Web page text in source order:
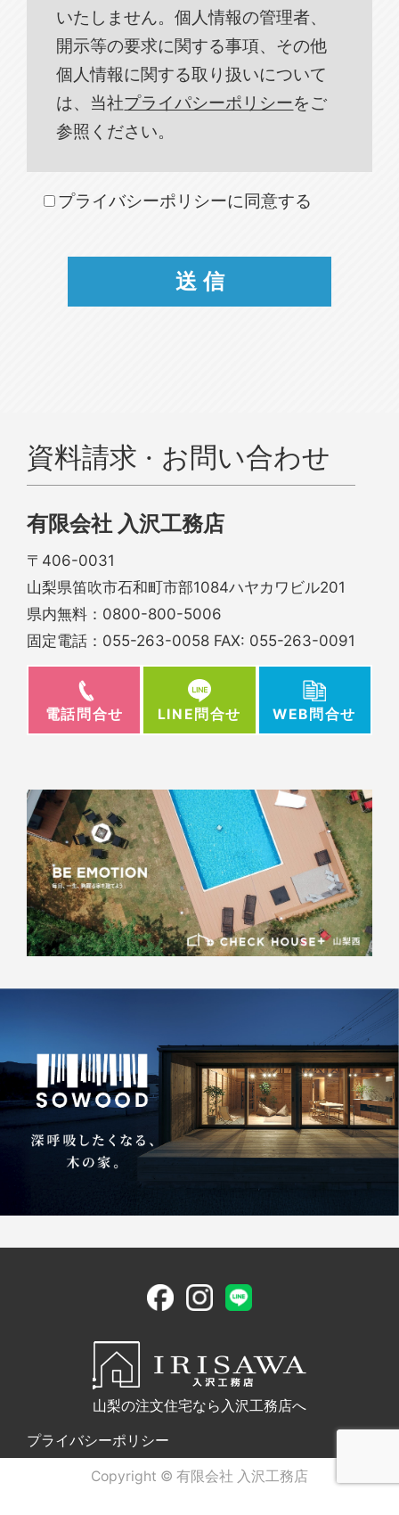
いたしません。個人情報の管理者、
開示等の要求に関する事項、その他
個人情報に関する取り扱いについて
は、当社プライパシーポリシーをご
参照ください。
プライバシーポリシーに同意する
資料請求 · お問い合わせ
有限会社 入沢工務店
〒406-0031
山梨県笛吹市石和町市部1084ハヤカワビル201
県内無料： 0800-800-5006
固定電話： 055-263-0058 FAX: 055-263-0091
電話問合せ LINE問合せ WEB問合せ
山梨の注文住宅なら入沢工務店へ
プライバシーポリシー
Copyright © 有限会社 入沢工務店